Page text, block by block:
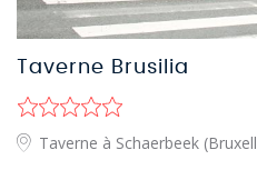
Taverne Brusilia
Taverne à Schaerbeek